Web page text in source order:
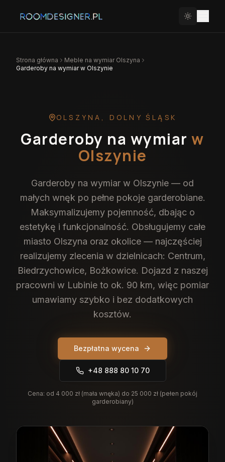
Strona główna Meble na wymiar Olszyna
Garderoby na wymiar w Olszynie
OLSZYNA , DOLNY ŚLĄSK
Garderoby na wymiar w
Olszynie
Garderoby na wymiar w Olszynie — od
małych wnęk po pełne pokoje garderobiane.
Maksymalizujemy pojemność, dbając o
estetykę i funkcjonalność. Obsługujemy całe
miasto Olszyna oraz okolice — najczęściej
realizujemy zlecenia w dzielnicach: Centrum,
Biedrzychowice, Bożkowice. Dojazd z naszej
pracowni w Lubinie to ok. 90 km, więc pomiar
umawiamy szybko i bez dodatkowych
kosztów.
Bezpłatna wycena
+48 888 80 10 70
Cena: od 4 000 zł (mała wnęka) do 25 000 zł (pełen pokój
garderobiany)